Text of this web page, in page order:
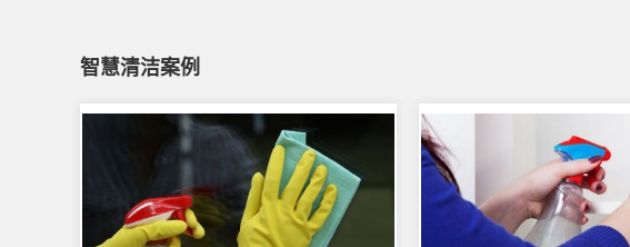
智慧清洁案例